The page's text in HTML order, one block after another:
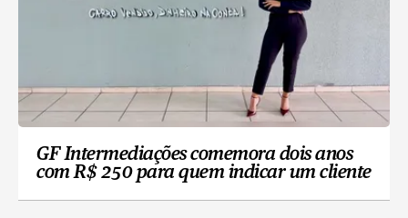
GF Intermediações comemora dois anos
com R$ 250 para quem indicar um cliente